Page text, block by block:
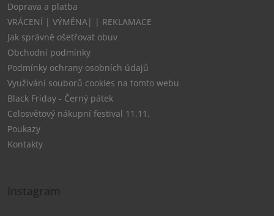
Doprava a platba
VRÁCENÍ | VÝMĚNA| | REKLAMACE
Jak správně ošetřovat obuv
Obchodní podmínky
Podmínky ochrany osobních údajů
Využívání souborů cookies na tomto webu
Black Friday - Černý pátek
Celosvětový nákupní festival 11.11.
Poukazy
Kontakty
Instagram